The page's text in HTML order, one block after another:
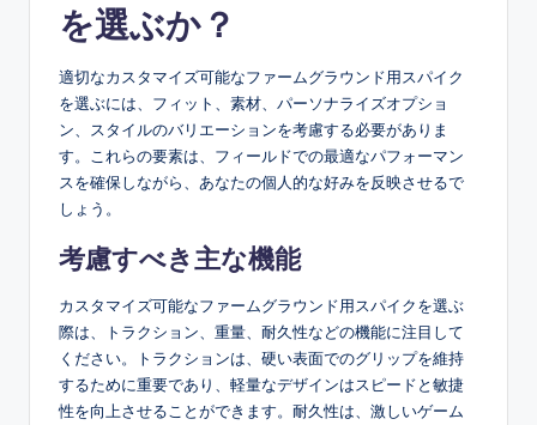
を選ぶか？
適切なカスタマイズ可能なファームグラウンド用スパイク
を選ぶには、フィット、素材、パーソナライズオプショ
ン、スタイルのバリエーションを考慮する必要がありま
す。これらの要素は、フィールドでの最適なパフォーマン
スを確保しながら、あなたの個人的な好みを反映させるで
しょう。
考慮すべき主な機能
カスタマイズ可能なファームグラウンド用スパイクを選ぶ
際は、トラクション、重量、耐久性などの機能に注目して
ください。トラクションは、硬い表面でのグリップを維持
するために重要であり、軽量なデザインはスピードと敏捷
性を向上させることができます。耐久性は、激しいゲーム